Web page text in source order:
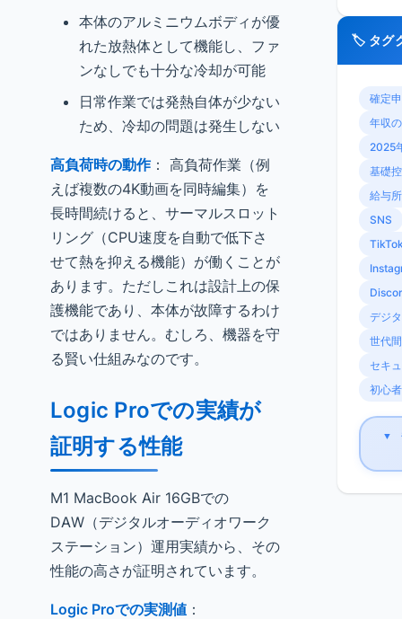
本体のアルミニウムボディが優
れた放熱体として機能し、ファ
ンなしでも十分な冷却が可能
日常作業では発熱自体が少ない
ため、冷却の問題は発生しない
高負荷時の動作： 高負荷作業（例
えば複数の4K動画を同時編集）を
長時間続けると、サーマルスロット
リング（CPU速度を自動で低下さ
せて熱を抑える機能）が働くことが
あります。ただしこれは設計上の保
護機能であり、本体が故障するわけ
ではありません。むしろ、機器を守
る賢い仕組みなのです。
Logic Proでの実績が
証明する性能
M1 MacBook Air 16GBでの
DAW（デジタルオーディオワーク
ステーション）運用実績から、その
性能の高さが証明されています。
Logic Proでの実測値 ：
🏷️ タグ
確定
年収
2025
基礎
給与
SNS
デジ
世代
セキ
初心
▼